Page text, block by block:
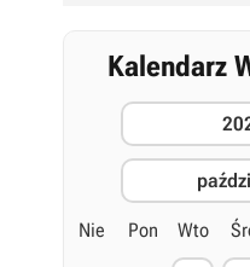
Kalendarz
Nie Pon Wto